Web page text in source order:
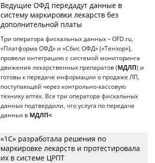
Ведущие ОФД передадут данные в
систему маркировки лекарств без
дополнительной платы
Три оператора фискальных данных – OFD.ru,
«Платформа ОФД» и «Сбис ОФД» («Тензор»),
провели интеграцию с системой мониторинга
движения лекарственных препаратов (МДЛП) и
готовы к передаче информации о продаже ЛП,
поступающей через контрольно-кассовую
технику аптек. Все три оператора фискальных
данных подтвердили, что услуга по передаче
данных в МДЛП<
«1С» разработала решения по
маркировке лекарств и протестировала
их в системе ЦРПТ